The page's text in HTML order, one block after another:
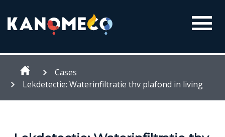
Cases
Lekdetectie: Waterinfiltratie thv plafond in living